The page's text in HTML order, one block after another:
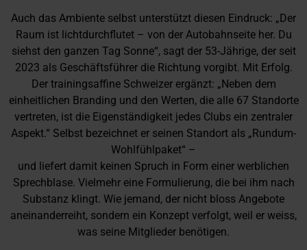
Auch das Ambiente selbst unterstützt diesen Eindruck: „Der
Raum ist lichtdurchflutet – von der Autobahnseite her. Du
siehst den ganzen Tag Sonne“, sagt der 53-Jährige, der seit
2023 als Geschäftsführer die Richtung vorgibt. Mit Erfolg.
Der trainingsaffine Schweizer ergänzt: „Neben dem
einheitlichen Branding und den Werten, die alle 67 Standorte
vertreten, ist die Eigenständigkeit jedes Clubs ein zentraler
Aspekt.“ Selbst bezeichnet er seinen Standort als „Rundum-
Wohlfühlpaket“ –
und liefert damit keinen Spruch in Form einer werblichen
Sprechblase. Vielmehr eine Formulierung, die bei ihm nach
Substanz klingt. Wie jemand, der nicht bloss Angebote
aneinanderreiht, sondern ein Konzept verfolgt, weil er weiss,
was seine Mitglieder benötigen.